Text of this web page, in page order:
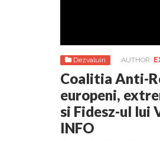
Dezvaluiri AUTHOR:
Coalitia Anti-
europeni,
si Fidesz-ul lui
INFO